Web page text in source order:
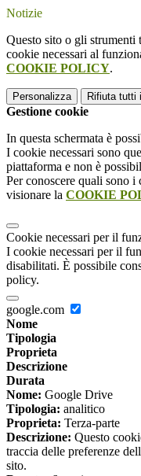
Notizie
Questo sito o gli strumenti
cookie necessari al
COOKIE POLICY.
Personalizza Rifiuta tutti
Gestione cookie
In questa schermata è
I cookie necessari sono
piattaforma e non è
Per conoscere quali sono i
visionare la COOKIE
Cookie necessari per il
I cookie necessari per il
disabilitati. È possibile
policy.
google.com
Nome
Tipologia
Proprieta
Descrizione
Durata
Nome: Google Drive
Tipologia: analitico
Proprieta: Terza-parte
Descrizione: Questo
traccia delle preferenze
sito.